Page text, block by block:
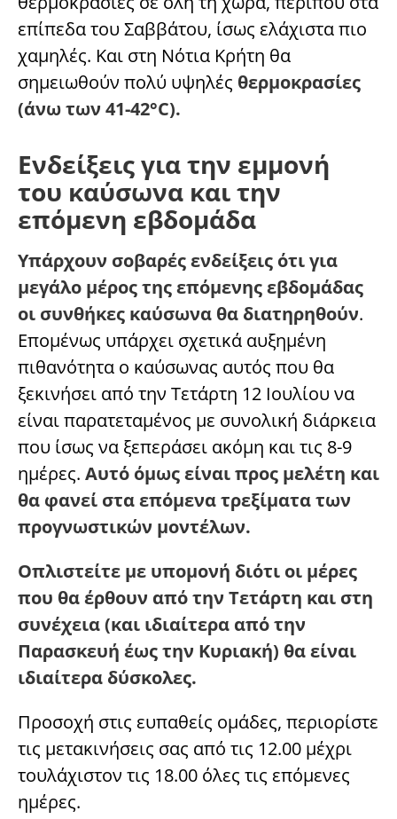
επίπεδα του Σαββάτου, ίσως ελάχιστα πιο
χαμηλές. Και στη Νότια Κρήτη θα
σημειωθούν πολύ υψηλές θερμοκρασίες
(άνω των 41-42°C).
Ενδείξεις για την εμμονή
του καύσωνα και την
επόμενη εβδομάδα
Υπάρχουν σοβαρές ενδείξεις ότι για
μεγάλο μέρος της επόμενης εβδομάδας
οι συνθήκες καύσωνα θα διατηρηθούν.
Επομένως υπάρχει σχετικά αυξημένη
πιθανότητα ο καύσωνας αυτός που θα
ξεκινήσει από την Τετάρτη 12 Ιουλίου να
είναι παρατεταμένος με συνολική διάρκεια
που ίσως να ξεπεράσει ακόμη και τις 8-9
ημέρες. Αυτό όμως είναι προς μελέτη και
θα φανεί στα επόμενα τρεξίματα των
προγνωστικών μοντέλων.
Οπλιστείτε με υπομονή διότι οι μέρες
που θα έρθουν από την Τετάρτη και στη
συνέχεια (και ιδιαίτερα από την
Παρασκευή έως την Κυριακή) θα είναι
ιδιαίτερα δύσκολες.
Προσοχή στις ευπαθείς ομάδες, περιορίστε
τις μετακινήσεις σας από τις 12.00 μέχρι
τουλάχιστον τις 18.00 όλες τις επόμενες
ημέρες.